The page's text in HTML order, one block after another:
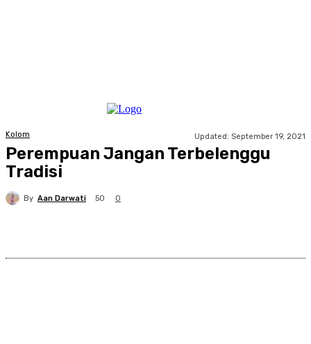
Kolom Updated: September 19, 2021
Perempuan Jangan Terbelenggu
Tradisi
By Aan Darwati 50 0